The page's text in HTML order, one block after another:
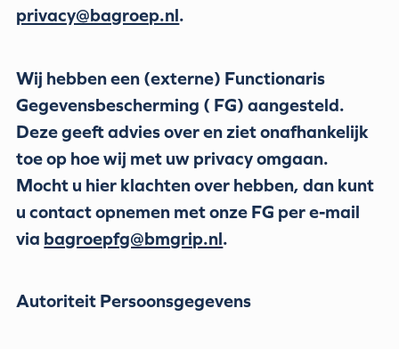
privacy@bagroep.nl.
Wij hebben een (externe) Functionaris
Gegevensbescherming ( FG) aangesteld.
Deze geeft advies over en ziet onafhankelijk
toe op hoe wij met uw privacy omgaan.
Mocht u hier klachten over hebben, dan kunt
u contact opnemen met onze FG per e-mail
via bagroepfg@bmgrip.nl.
Autoriteit Persoonsgegevens